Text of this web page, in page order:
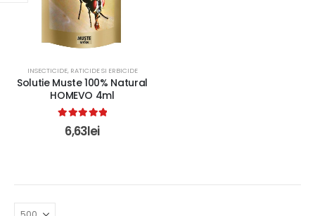
INSECTICIDE, RATICIDE SI ERBICIDE
Solutie Muste 100% Natural
HOMEVO 4ml
5.00 out of 5
6,63lei